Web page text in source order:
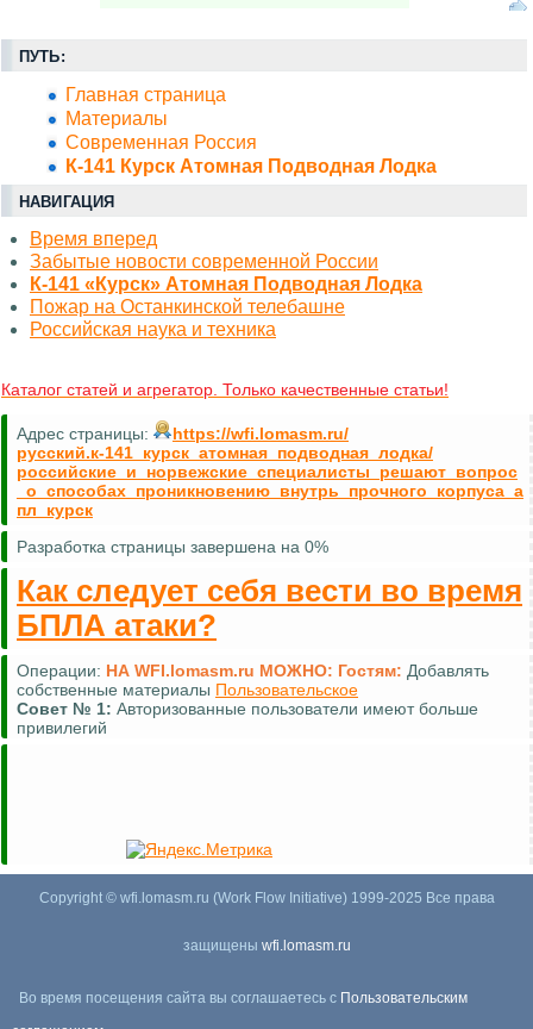
ПУТЬ:
Главная страница
Материалы
Современная Россия
К-141 Курск Атомная Подводная Лодка
НАВИГАЦИЯ
Время вперед
Забытые новости современной России
К-141 «Курск» Атомная Подводная Лодка
Пожар на Останкинской телебашне
Российская наука и техника
Каталог статей и агрегатор. Только качественные статьи!
Адрес страницы:
https://wfi.lomasm.ru/
русский.к-141_курск_атомная_подводная_лодка/
российские_и_норвежские_специалисты_решают_вопрос
_о_способах_проникновению_внутрь_прочного_корпуса_а
пл_курск
Разработка страницы завершена на 0%
Как следует себя вести во время
БПЛА атаки?
Операции: НА WFI.lomasm.ru МОЖНО: Гостям: Добавлять
собственные материалы Пользовательское
Совет № 1: Авторизованные пользователи имеют больше
привилегий
Copyright © wfi.lomasm.ru (Work Flow Initiative) 1999-2025 Все права
защищены wfi.lomasm.ru
Во время посещения сайта вы соглашаетесь с Пользовательским